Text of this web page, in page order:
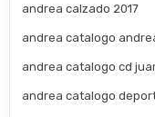
andrea calzado 2017
andrea catalogo
andrea catalogo cd
andrea catalogo